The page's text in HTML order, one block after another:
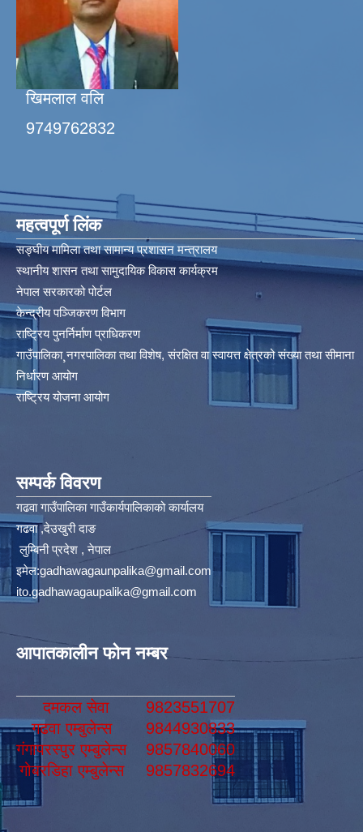
खिमलाल वलि
9749762832
महत्वपूर्ण लिंक
सङ्घीय मामिला तथा सामान्य प्रशासन मन्त्रालय
स्थानीय शासन तथा सामुदायिक विकास कार्यक्रम
नेपाल सरकारको पोर्टल
केन्द्रीय पञ्जिकरण विभाग
राष्ट्रिय पुनर्निर्माण प्राधिकरण
गाउँपालिका¸नगरपालिका तथा विशेष, संरक्षित वा स्वायत्त क्षेत्रको संख्या तथा सीमाना
निर्धारण आयोग​
राष्ट्रिय योजना आयोग
सम्पर्क विवरण
गढवा गाउँपालिका गाउँकार्यपालिकाको कार्यालय
गढवा ,देउखुरी दाङ
लुम्बिनी प्रदेश , नेपाल
इमेल:gadhawagaunpalika@gmail.com
ito.gadhawagaupalika@gmail.com
आपातकालीन फोन नम्बर
दमकल सेवा
9823551707
गढवा एम्बुलेन्स
9844930833
गंगापरस्पुर एम्बुलेन्स
9857840060
गोबरडिहा एम्बुलेन्स
9857832694